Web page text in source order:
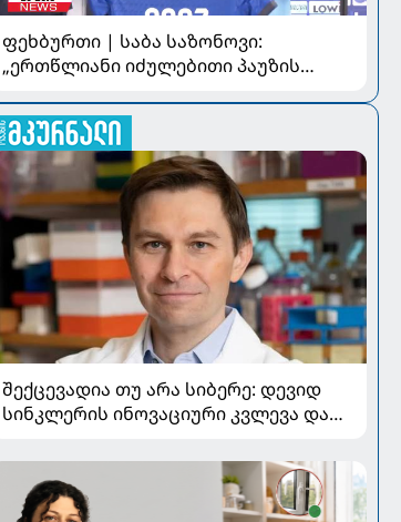
ფეხბურთი | საბა საზონოვი:
„ერთწლიანი იძულებითი პაუზის
მნიშვნელოვანია“
შექცევადია თუ არა სიბერე: დევიდ
სინკლერის ინოვაციური კვლევა და